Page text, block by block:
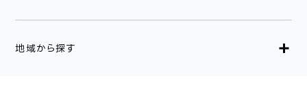
地域から探す